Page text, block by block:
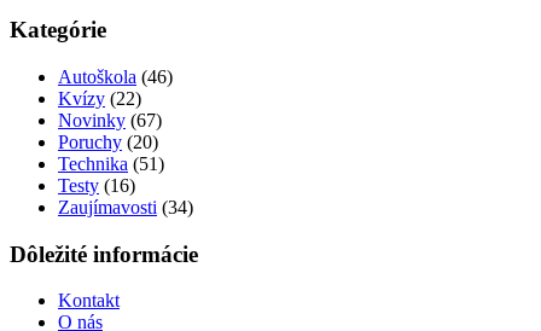
Kategórie
Autoškola (46)
Kvízy (22)
Novinky (67)
Poruchy (20)
Technika (51)
Testy (16)
Zaujímavosti (34)
Dôležité informácie
Kontakt
O nás